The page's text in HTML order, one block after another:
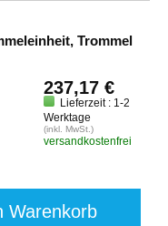
Trommel
237,17 €
Lieferzeit : 1-2
Werktage
(inkl. MwSt.)
versandkostenfrei
Warenkorb